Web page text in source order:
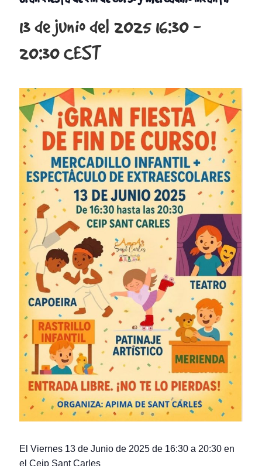
13 de junio del 2025 16:30 -
20:30CEST
El Viernes 13 de Junio de 2025 de 16:30 a 20:30 en
el Ceip Sant Carles